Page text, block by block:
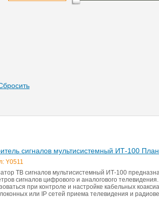
сигналов мультисистемный ИТ-100
Y0511
ТВ сигналов мультисистемный ИТ-100
сигналов цифрового и аналогового
при контроле и настройке кабельных
или IP сетей приема телевидения и